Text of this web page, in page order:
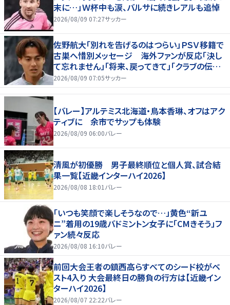
末に…」Ｗ杯中も涙、バルサに続きレアルも追悼
2026/08/09 07:27サッカー
佐野航大「別れを告げるのはつらい」ＰＳＶ移籍で
古巣へ惜別メッセージ 海外ファンが反応「決し
て忘れません」「将来、戻ってきて」「クラブの伝説
です」
2026/08/09 07:05サッカー
【バレー】アルテミス北海道・鳥本香琳、オフはアク
ティブに 余市でサップも体験
2026/08/09 06:00バレー
清風が初優勝 男子最終順位と個人賞、試合結
果一覧【近畿インターハイ2026】
2026/08/08 18:01 バレー
「いつも笑顔で楽しそうなので…」黄色“新ユ
ニ”着用の19歳バドミントン女子に「CMきそう」フ
ァン続々反応
2026/08/08 16:10バレー
前回大会王者の鎮西高らすべてのシード校がベ
スト4入り 大会最終日の勝負の行方は【近畿イン
ターハイ2026】
2026/08/07 22:22バレー